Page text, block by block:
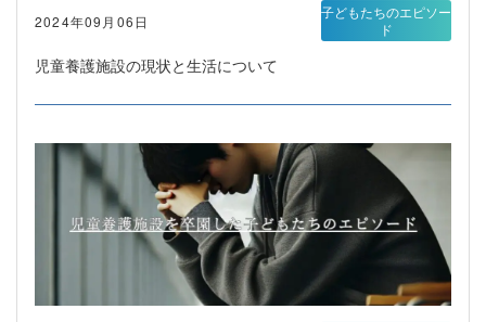
2024年09月06日
児童養護施設の現状と生活について
子どもたちのエピソー
ド